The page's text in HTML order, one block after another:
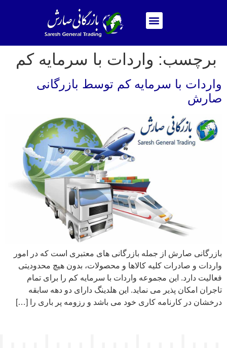
برچسب: واردات با سرمایه کم
واردات با سرمایه کم توسط بازرگانی
صارش
بازرگانی صارش از جمله بازرگانی های معتبری است که در امور
واردات و صادرات کلیه کالاها و محصولات، بدون هیچ محدودیتی
فعالیت دارد. این مجموعه واردات با سرمایه کم را برای تمام
تاجران امکان پذیر می نماید. این هلدینگ دارای دو دهه سابقه
درخشان در کارنامه کاری خود می باشد و رزومه پر باری را […]